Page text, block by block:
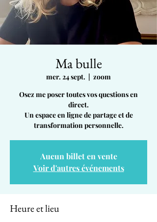
Ma bulle
mer. 24 sept.
  |
zoom
Osez me poser toutes vos questions en
direct.
Un espace en ligne de partage et de
transformation personnelle.
Aucun billet en vente
Voir d'autres événements
Heure et lieu